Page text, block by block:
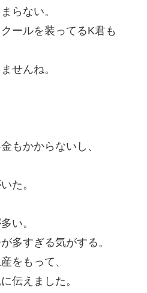
らない。
ールを装ってるK君も
せんね。
もかからないし、
た。
い。
多すぎる気がする。
をもって、
伝えました。